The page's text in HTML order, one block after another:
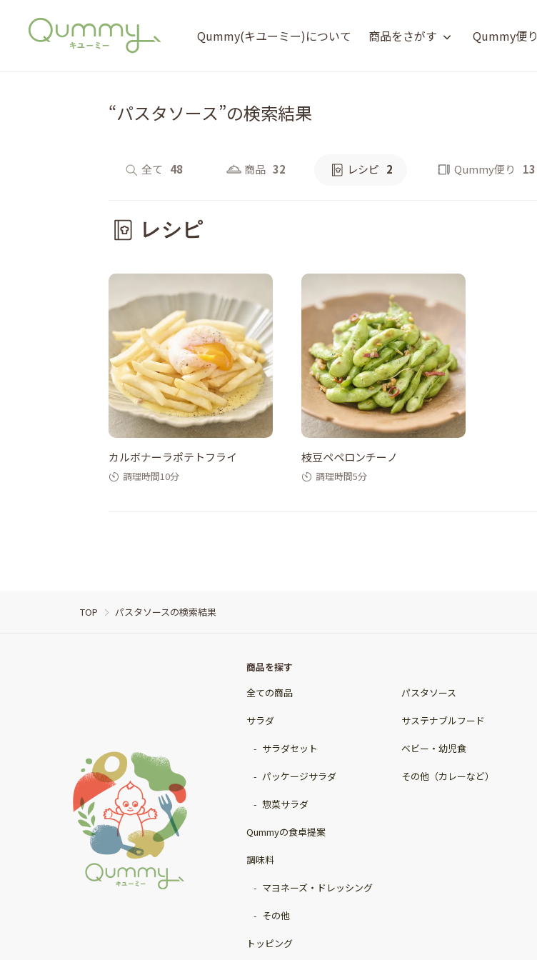
Qummy(キユーミー)について 商品をさがす Qummy便り
“パスタソース”の検索結果
全て 48 商品 32 レシピ 2 Qummy便り 13
レシピ
カルボナーラポテトフライ
調理時間10分
枝豆ペペロンチーノ
調理時間5分
TOP パスタソースの検索結果
商品を探す
全ての商品
サラダ
サラダセット
パッケージサラダ
惣菜サラダ
Qummyの食卓提案
調味料
マヨネーズ・ドレッシング
その他
トッピング
パスタソース
サステナブルフード
ベビー・幼児食
その他（カレーなど）